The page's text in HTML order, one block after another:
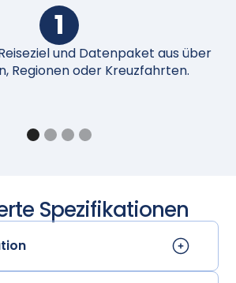
1
und Datenpaket aus über
Regionen oder Kreuzfahrten.
Spezifikationen